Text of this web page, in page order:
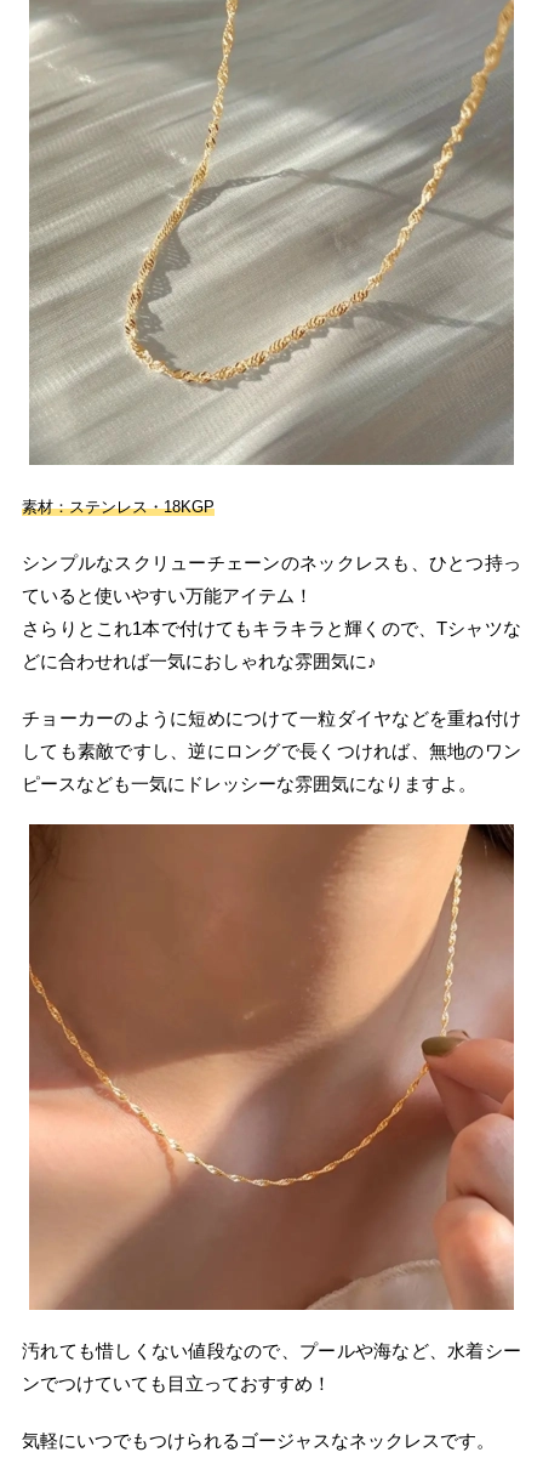
素材：ステンレス・18KGP
シンプルなスクリューチェーンのネックレスも、ひとつ持っ
ていると使いやすい万能アイテム！
さらりとこれ1本で付けてもキラキラと輝くので、Tシャツな
どに合わせれば一気におしゃれな雰囲気に♪
チョーカーのように短めにつけて一粒ダイヤなどを重ね付け
しても素敵ですし、逆にロングで長くつければ、無地のワン
ピースなども一気にドレッシーな雰囲気になりますよ。
汚れても惜しくない値段なので、プールや海など、水着シー
ンでつけていても目立っておすすめ！
気軽にいつでもつけられるゴージャスなネックレスです。